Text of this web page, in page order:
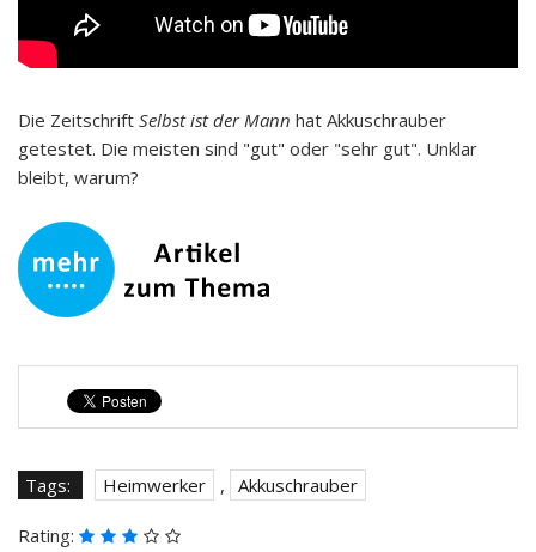
Die Zeitschrift Selbst ist der Mann hat Akkuschrauber
getestet. Die meisten sind "gut" oder "sehr gut". Unklar
bleibt, warum?
Tags: Heimwerker , Akkuschrauber
Rating: